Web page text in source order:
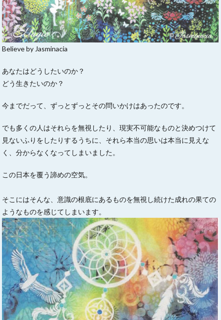
Believe by Jasminacia
あなたはどうしたいのか？
どう生きたいのか？
今までだって、ずっとずっとその問いかけはあったのです。
でも多くの人はそれらを無視したり、現実不可能なものと決めつけて
見ないふりをしたりするうちに、それら本当の思いは本当に見えな
く、分からなくなってしまいました。
この日本を覆う諦めの空気。
そこにはそんな、意識の根底にあるものを無視し続けた成れの果ての
ようなものを感じてしまいます。